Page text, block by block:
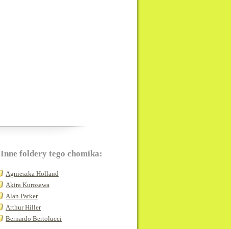
Inne foldery tego chomika:
Agnieszka Holland
Akira Kurosawa
Alan Parker
Arthur Hiller
Bernardo Bertolucci